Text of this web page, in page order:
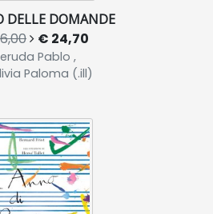
DELLE DOMANDE
€ 24,70
Pablo ,
Paloma (.ill)